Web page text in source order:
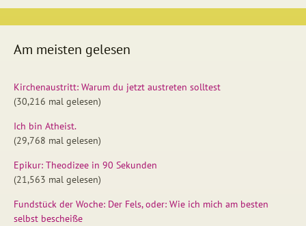
Am meisten gelesen
Kirchenaustritt: Warum du jetzt austreten solltest
(30,216 mal gelesen)
Ich bin Atheist.
(29,768 mal gelesen)
Epikur: Theodizee in 90 Sekunden
(21,563 mal gelesen)
Fundstück der Woche: Der Fels, oder: Wie ich mich am besten
selbst bescheiße